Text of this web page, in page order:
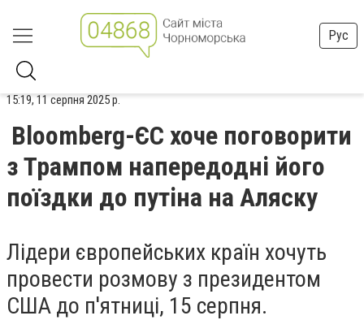
Рус
15:19, 11 серпня 2025 р.
Bloomberg-ЄС хоче поговорити
з Трампом напередодні його
поїздки до путіна на Аляску
Лідери європейських країн хочуть
провести розмову з президентом
США до п'ятниці, 15 серпня.